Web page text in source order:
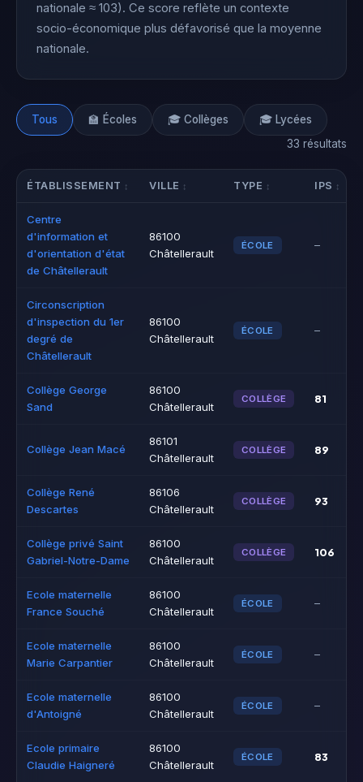
nationale ≈ 103). Ce score reflète un contexte
socio-économique plus défavorisé que la moyenne
nationale.
Tous 🏫 Écoles 🎓 Collèges
🎓 Lycées
33 résultats
ÉTABLISSEMENT VILLE TYPE IPS
Centre
d'information et
d'orientation d'état
de Châtellerault
86100
Châtellerault
ÉCOLE –
Circonscription
d'inspection du 1er
degré de
Châtellerault
86100
Châtellerault
ÉCOLE –
Collège George
Sand
86100
Châtellerault
COLLÈGE 81
Collège Jean Macé
86101
Châtellerault
COLLÈGE 89
Collège René
Descartes
86106
Châtellerault
COLLÈGE 93
Collège privé Saint
Gabriel-Notre-Dame
86100
Châtellerault
COLLÈGE 106
Ecole maternelle
France Souché
86100
Châtellerault
ÉCOLE –
Ecole maternelle
Marie Carpantier
86100
Châtellerault
ÉCOLE –
Ecole maternelle
d'Antoigné
86100
Châtellerault
ÉCOLE –
Ecole primaire
Claudie Haigneré
86100
Châtellerault
ÉCOLE 83